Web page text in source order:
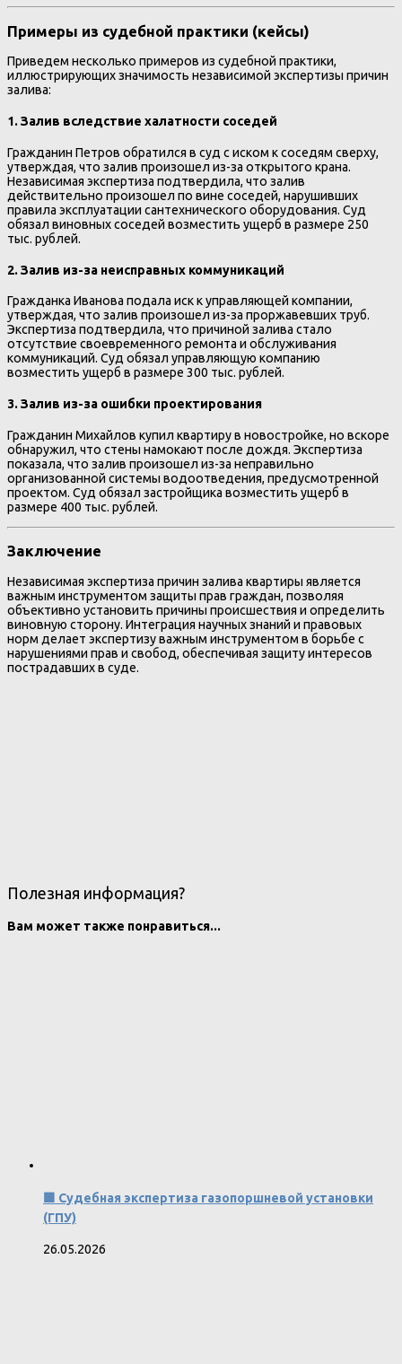
Примеры из судебной практики (кейсы)
Приведем несколько примеров из судебной практики,
иллюстрирующих значимость независимой экспертизы причин
залива:
1. Залив вследствие халатности соседей
Гражданин Петров обратился в суд с иском к соседям сверху,
утверждая, что залив произошел из-за открытого крана.
Независимая экспертиза подтвердила, что залив
действительно произошел по вине соседей, нарушивших
правила эксплуатации сантехнического оборудования. Суд
обязал виновных соседей возместить ущерб в размере 250
тыс. рублей.
2. Залив из-за неисправных коммуникаций
Гражданка Иванова подала иск к управляющей компании,
утверждая, что залив произошел из-за проржавевших труб.
Экспертиза подтвердила, что причиной залива стало
отсутствие своевременного ремонта и обслуживания
коммуникаций. Суд обязал управляющую компанию
возместить ущерб в размере 300 тыс. рублей.
3. Залив из-за ошибки проектирования
Гражданин Михайлов купил квартиру в новостройке, но вскоре
обнаружил, что стены намокают после дождя. Экспертиза
показала, что залив произошел из-за неправильно
организованной системы водоотведения, предусмотренной
проектом. Суд обязал застройщика возместить ущерб в
размере 400 тыс. рублей.
Заключение
Независимая экспертиза причин залива квартиры является
важным инструментом защиты прав граждан, позволяя
объективно установить причины происшествия и определить
виновную сторону. Интеграция научных знаний и правовых
норм делает экспертизу важным инструментом в борьбе с
нарушениями прав и свобод, обеспечивая защиту интересов
пострадавших в суде.
Полезная информация?
Вам может также понравиться...
🟩 Судебная экспертиза газопоршневой установки
(ГПУ)
26.05.2026